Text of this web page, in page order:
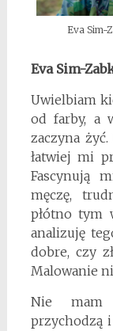
Eva Sim-
Eva Sim-
Uwielbiam
od farby, a
zaczyna
łatwiej mi
Fascynują
męczę,
płótno tym
analizuję
dobre, czy
Malowanie
Nie mam
przychodzą